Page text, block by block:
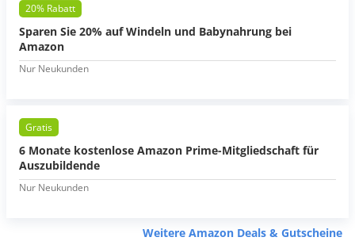
20% Rabatt
Sparen Sie 20% auf Windeln und Babynahrung bei
Amazon
Nur Neukunden
Gratis
6 Monate kostenlose Amazon Prime-Mitgliedschaft für
Auszubildende
Nur Neukunden
Weitere Amazon Deals & Gutscheine